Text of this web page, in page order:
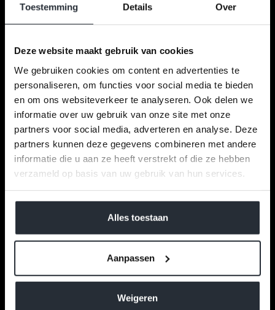
Toestemming Details Over
Deze website maakt gebruik van cookies
We gebruiken cookies om content en advertenties te
personaliseren, om functies voor social media te bieden
en om ons websiteverkeer te analyseren. Ook delen we
informatie over uw gebruik van onze site met onze
partners voor social media, adverteren en analyse. Deze
partners kunnen deze gegevens combineren met andere
informatie die u aan ze heeft verstrekt of die ze hebben
verzameld op basis van uw gebruik van hun services.
We werken samen met40 derdendie uw gegevens
kunnen ontvangen en verwerken.
Alles toestaan
Aanpassen
Weigeren